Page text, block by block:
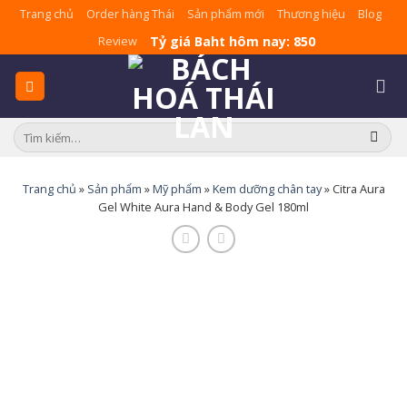
Skip
content
Trang chủ Order hàng Thái Sản phẩm mới Thương hiệu
Blog
Review
Tỷ giá Baht hôm nay: 850
Tìm
kiếm:
Trang chủ » Sản phẩm »Mỹ phẩm »Kem dưỡng chân tay» Citra Aura
Gel White Aura Hand & Body Gel 180ml